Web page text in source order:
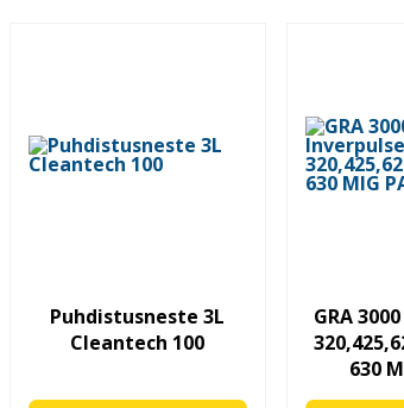
Puhdistusneste 3L
Cleantech 100
GRA
630